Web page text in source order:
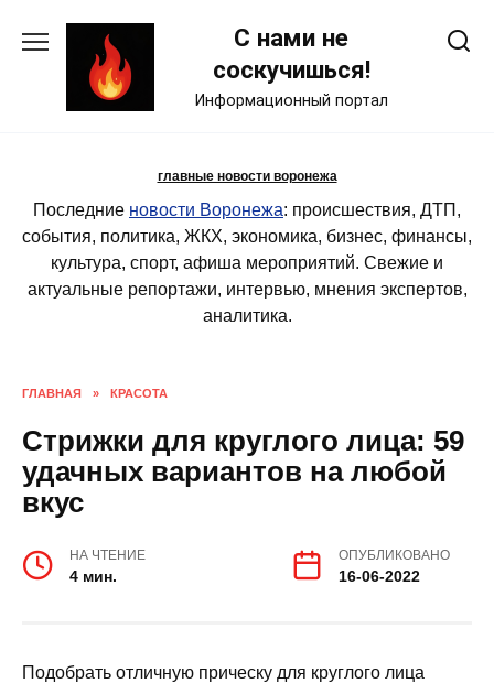
С нами не
соскучишься!
Информационный портал
главные новости воронежа
Последние новости Воронежа: происшествия, ДТП,
события, политика, ЖКХ, экономика, бизнес, финансы,
культура, спорт, афиша мероприятий. Свежие и
актуальные репортажи, интервью, мнения экспертов,
аналитика.
ГЛАВНАЯ » КРАСОТА
Стрижки для круглого лица: 59
удачных вариантов на любой
вкус
НА ЧТЕНИЕ
4 мин.
ОПУБЛИКОВАНО
16-06-2022
Подобрать отличную прическу для круглого лица